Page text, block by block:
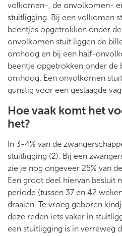
volkomen-, de onvolkomen-
stuitligging. Bij een volkomen
beentjes opgetrokken onder
onvolkomen stuit liggen de
omhoog en bij een half-
beentje opgetrokken onder de
omhoog. Een onvolkomen
gunstig voor een geslaagde
Hoe vaak komt het
het?
In 3-4% van de
stuitligging (2). Bij een
zie je nog ongeveer 25% van
Een groot deel hiervan besluit
periode (tussen 37 en 42
draaien. Te vroeg geboren
deze reden iets vaker in
een stuitligging is in verreweg